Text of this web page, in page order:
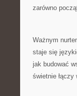
zarówno
Ważnym
staje się
jak budować
świetnie